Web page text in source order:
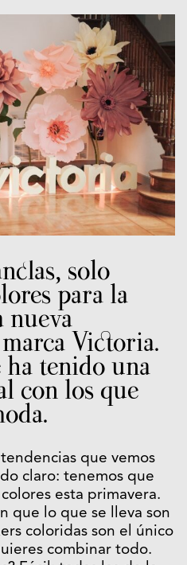
solo
para la
nueva
Victoria.
ha tenido una
con los que
que vemos
claro: tenemos que
esta primavera.
que lo que se lleva son
coloridas son el único
combinar todo.